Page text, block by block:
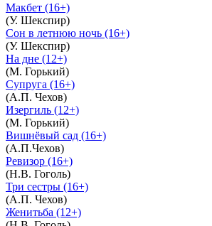
Макбет (16+)
(У. Шекспир)
Сон в летнюю ночь (16+)
(У. Шекспир)
На дне (12+)
(М. Горький)
Супруга (16+)
(А.П. Чехов)
Изергиль (12+)
(М. Горький)
Вишнёвый сад (16+)
(А.П.Чехов)
Ревизор (16+)
(Н.В. Гоголь)
Три сестры (16+)
(А.П. Чехов)
Женитьба (12+)